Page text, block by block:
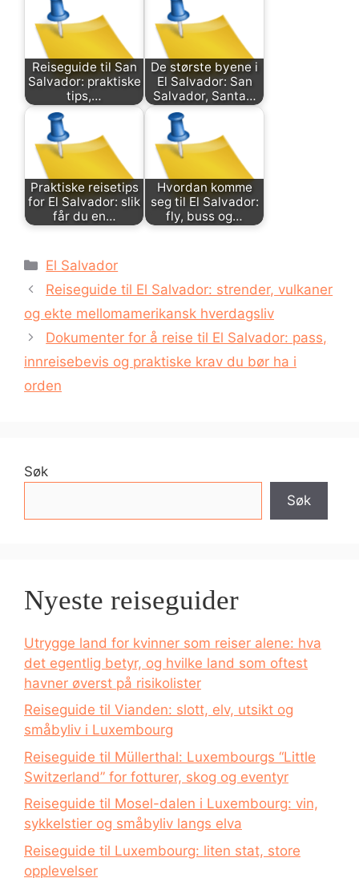
Reiseguide til San
Salvador: praktiske
tips,…
De største byene i
El Salvador: San
Salvador, Santa…
Praktiske reisetips
for El Salvador: slik
får du en…
Hvordan komme
seg til El Salvador:
fly, buss og…
Kategorier
El Salvador
Reiseguide til El Salvador: strender, vulkaner
og ekte mellomamerikansk hverdagsliv
Dokumenter for å reise til El Salvador: pass,
innreisebevis og praktiske krav du bør ha i
orden
Søk
Søk
Nyeste reiseguider
Utrygge land for kvinner som reiser alene: hva
det egentlig betyr, og hvilke land som oftest
havner øverst på risikolister
Reiseguide til Vianden: slott, elv, utsikt og
småbyliv i Luxembourg
Reiseguide til Müllerthal: Luxembourgs “Little
Switzerland” for fotturer, skog og eventyr
Reiseguide til Mosel-dalen i Luxembourg: vin,
sykkelstier og småbyliv langs elva
Reiseguide til Luxembourg: liten stat, store
opplevelser